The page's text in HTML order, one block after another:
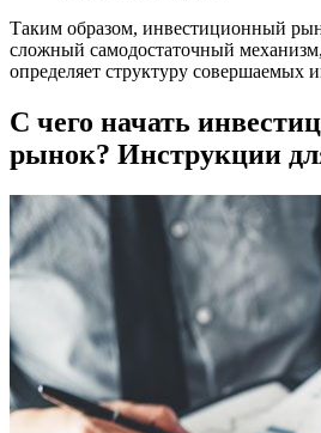
Таким образом, инвестиционный
сложный самодостаточный
определяет структуру совершаемых
С чего начать
рынок? Инструкции